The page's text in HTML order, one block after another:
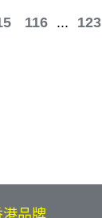
116 ... 123